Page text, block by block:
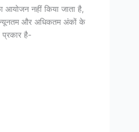
आयोजन नहीं किया जाता है,
न्यूनतम और अधिकतम अंकों के
है-